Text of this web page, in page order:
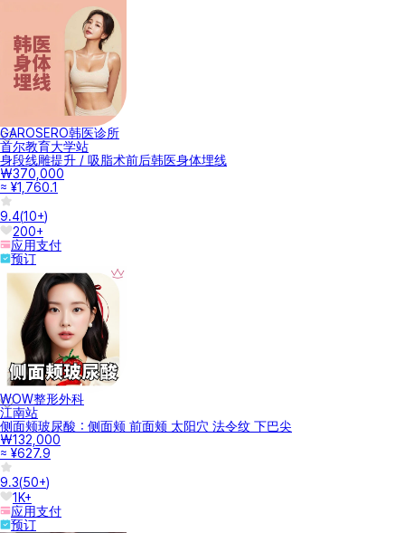
GAROSERO韩医诊所
首尔教育大学站
身段线雕提升 / 吸脂术前后韩医身体埋线
₩370,000
≈ ¥1,760.1
9.4(10+)
200+
应用支付
预订
WOW整形外科
江南站
侧面颊玻尿酸：侧面颊 前面颊 太阳穴 法令纹 下巴尖
₩132,000
≈ ¥627.9
9.3(50+)
1K+
应用支付
预订